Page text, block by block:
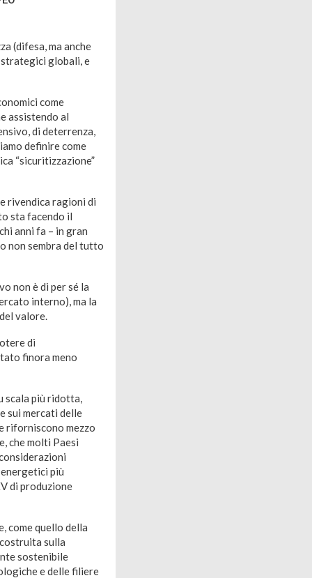
(difesa, ma anche
globali, e
come
assistendo al
di deterrenza,
definire come
“sicuritizzazione”
rivendica ragioni di
sta facendo il
anni fa – in gran
non sembra del tutto
non è di per sé la
interno), ma la
valore.
di
finora meno
scala più ridotta,
sui mercati delle
riforniscono mezzo
che molti Paesi
più
di produzione
come quello della
sulla
sostenibile
e delle filiere